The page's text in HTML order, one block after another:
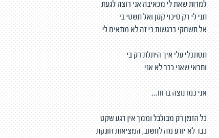
למרות שאת לי מכאיבה אני רוצה לגעת
תני לי רק סיכוי קטן ואל תשטי בי
אל תשחקי ברגשות כי זה לא מתאים לי
תסתכלי עלי איך היתלת רק בי
ותראי שאני כבר לא אני
אני כמו נוצה ברוח...
כל הזמן רק מבולבל וממך אין רגע שקט
כבר לא יודע מה לחשוב, המציאות חונקת